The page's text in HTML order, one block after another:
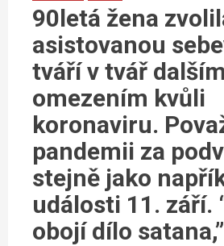
90letá žena
asistovanou
tváří v tvář dalším
omezením kvůli
koronaviru.
pandemii za
stejně jako
události 11. září.
obojí dílo